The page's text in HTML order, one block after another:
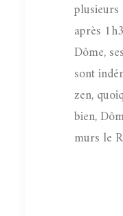
plusieurs
après
Dôme,
sont
zen,
bien,
murs le